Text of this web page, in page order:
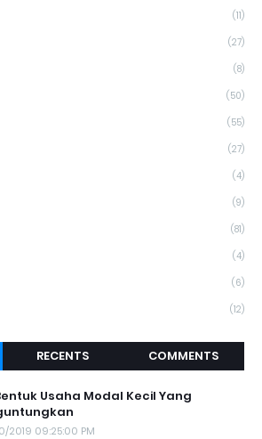
(11)
(27)
(8)
(50)
(55)
(27)
(4)
(9)
(81)
(4)
(6)
(12)
RECENTS COMMENTS
Usaha Modal Kecil Yang
2019 09:25:00 PM